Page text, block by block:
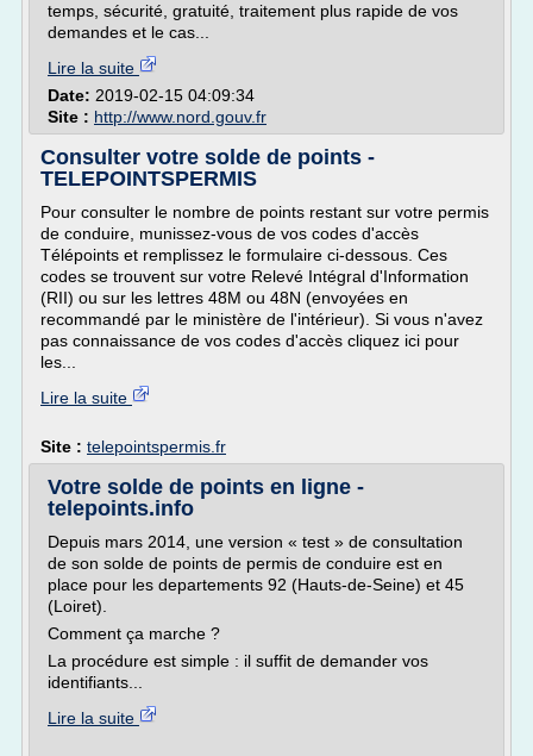
temps, sécurité, gratuité, traitement plus rapide de vos
demandes et le cas...
Lire la suite
Date: 2019-02-15 04:09:34
Site : http://www.nord.gouv.fr
Consulter votre solde de points -
TELEPOINTSPERMIS
Pour consulter le nombre de points restant sur votre permis
de conduire, munissez-vous de vos codes d'accès
Télépoints et remplissez le formulaire ci-dessous. Ces
codes se trouvent sur votre Relevé Intégral d'Information
(RII) ou sur les lettres 48M ou 48N (envoyées en
recommandé par le ministère de l'intérieur). Si vous n'avez
pas connaissance de vos codes d'accès cliquez ici pour
les...
Lire la suite
Site : telepointspermis.fr
Votre solde de points en ligne -
telepoints.info
Depuis mars 2014, une version « test » de consultation
de son solde de points de permis de conduire est en
place pour les departements 92 (Hauts-de-Seine) et 45
(Loiret).
Comment ça marche ?
La procédure est simple : il suffit de demander vos
identifiants...
Lire la suite